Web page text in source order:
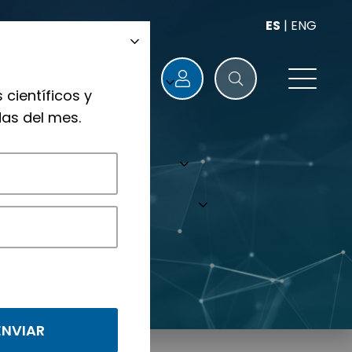
ES | ENG
científicos y
del mes.